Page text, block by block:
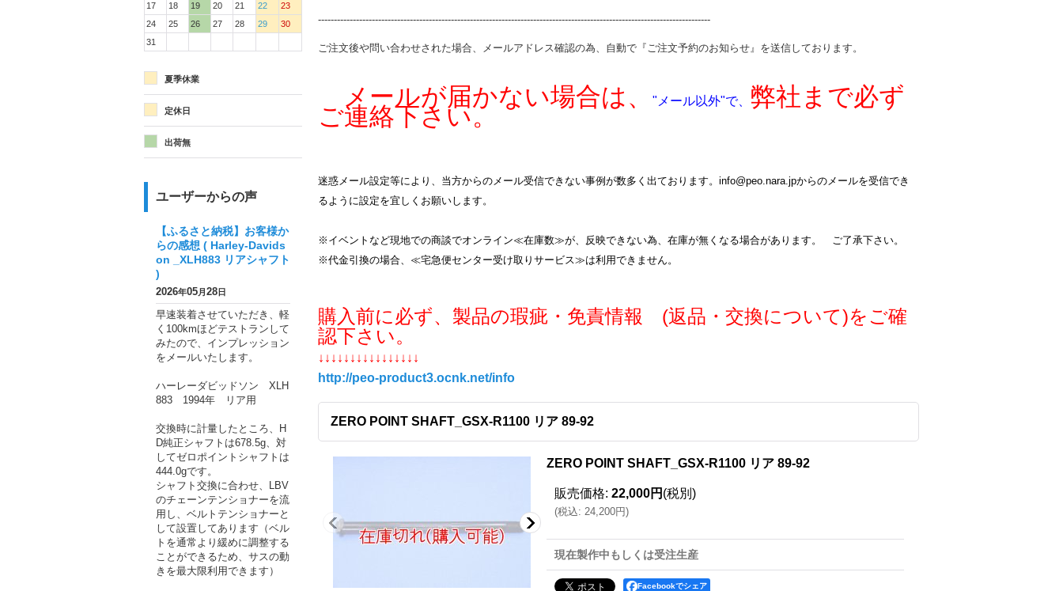
17
18 19 20 21 22
23
24
25 26 27 28 29
30
31
夏季休業
定休日
出荷無
ユーザーからの声
【ふるさと納税】お客様か
らの感想 ( Harley-Davids
on _XLH883 リアシャフト
)
2026年05月28日
早速装着させていただき、軽
く100kmほどテストランして
みたので、インプレッション
をメールいたします。
ハーレーダビッドソン XLH
883 1994年 リア用
交換時に計量したところ、H
D純正シャフトは678.5g、対
してゼロポイントシャフトは
444.0gです。
シャフト交換に合わせ、LBV
のチェーンテンショナーを流
用し、ベルトテンショナーと
して設置してあります（ベル
トを通常より緩めに調整する
ことができるため、サスの動
きを最大限利用できます）
----------------------------------------------------------------------------------------------------------------------------
ご注文後や問い合わせされた場合、メールアドレス確認の為、自動で『ご注文予約のお知らせ』を送信しております。
メールが届かない場合は、 "メール以外"で、 弊社まで必ず
ご連絡下さい。
迷惑メール設定等により、当方からのメール受信できない事例が数多く出ております。info@peo.nara.jpからのメールを受信でき
るように設定を宜しくお願いします。
※イベントなど現地での商談でオンライン≪在庫数≫が、反映できない為、在庫が無くなる場合があります。 ご了承下さい。
※代金引換の場合、≪宅急便センター受け取りサービス≫は利用できません。
購入前に必ず、製品の瑕疵・免責情報 (返品・交換について)をご確
認下さい。
↓↓↓↓↓↓↓↓↓↓↓↓↓↓↓↓
http://peo-product3.ocnk.net/info
ZERO POINT SHAFT_GSX-R1100 リア 89-92
ZERO POINT SHAFT_GSX-R1100 リア 89-92
販売価格: 22,000円 (税別)
(税込: 24,200円)
現在製作中もしくは受注生産
Facebookでシェア